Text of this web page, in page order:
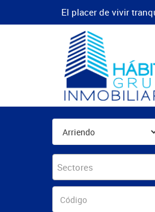
El placer de vivir
Sectores